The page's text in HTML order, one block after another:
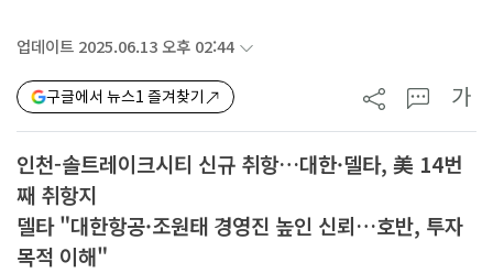
업데이트 2025.06.13 오후 02:44
구글에서 뉴스1 즐겨찾기 가
인천-솔트레이크시티 신규 취항…대한·델타, 美 14번
째 취항지
델타 "대한항공·조원태 경영진 높인 신뢰…호반, 투자
목적 이해"